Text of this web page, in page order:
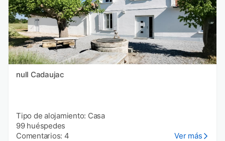
null Cadaujac
Tipo de alojamiento: Casa
99 huéspedes
Comentarios: 4
Ver más